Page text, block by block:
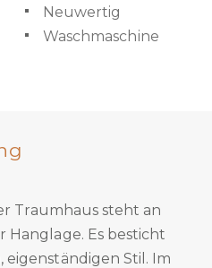
Neuwertig
Waschmaschine
Traumhaus steht an
Hanglage. Es besticht
Stil. Im